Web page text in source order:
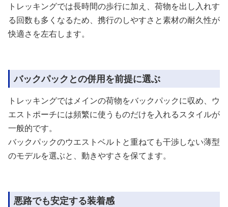
トレッキングでは長時間の歩行に加え、荷物を出し入れす
る回数も多くなるため、携行のしやすさと素材の耐久性が
快適さを左右します。
バックパックとの併用を前提に選ぶ
トレッキングではメインの荷物をバックパックに収め、ウ
エストポーチには頻繁に使うものだけを入れるスタイルが
一般的です。
バックパックのウエストベルトと重ねても干渉しない薄型
のモデルを選ぶと、動きやすさを保てます。
悪路でも安定する装着感